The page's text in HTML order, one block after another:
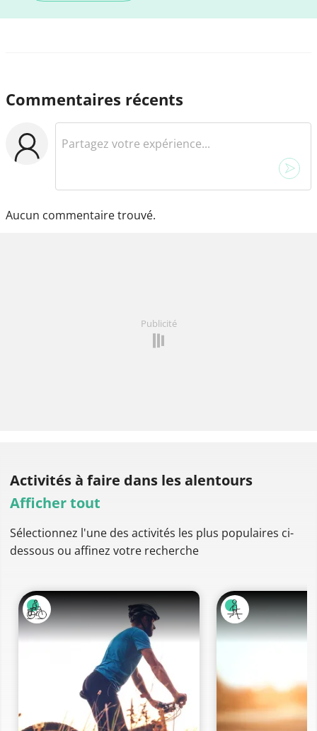
Commentaires récents
Aucun commentaire trouvé.
Publicité
Activités à faire dans les alentours
Afficher tout
Sélectionnez l'une des activités les plus populaires ci-
dessous ou affinez votre recherche